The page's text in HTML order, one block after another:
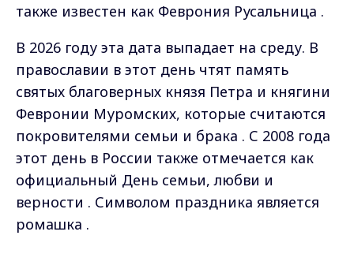
также известен как Феврония Русальница .
В 2026 году эта дата выпадает на среду. В
православии в этот день чтят память
святых благоверных князя Петра и княгини
Февронии Муромских, которые считаются
покровителями семьи и брака . С 2008 года
этот день в России также отмечается как
официальный День семьи, любви и
верности . Символом праздника является
ромашка .